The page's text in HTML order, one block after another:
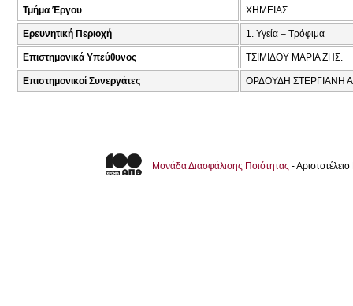
Τμήμα Έργου ΧΗΜΕΙΑΣ
Ερευνητική Περιοχή 1. Υγεία – Τρόφιμα
Επιστημονικά Υπεύθυνος ΤΣΙΜΙΔΟΥ ΜΑΡΙΑ ΖΗΣ.
Επιστημονικοί Συνεργάτες ΟΡΔΟΥΔΗ ΣΤΕΡΓΙΑΝΗ
Μονάδα Διασφάλισης Ποιότητας -